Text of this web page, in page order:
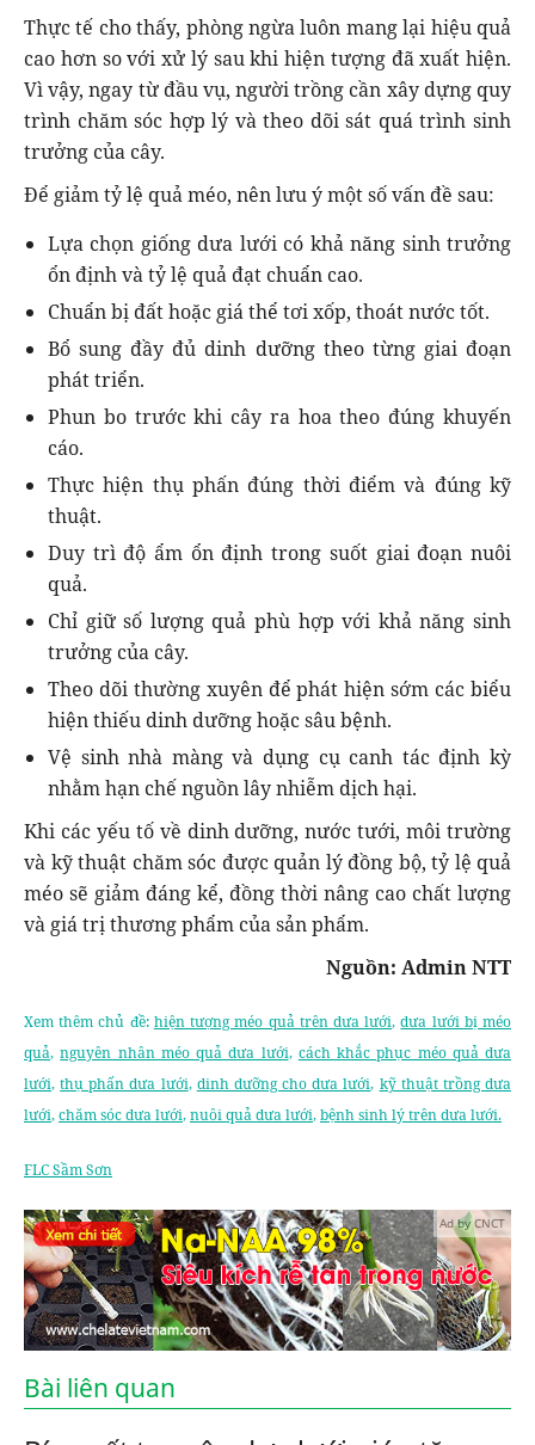
Thực tế cho thấy, phòng ngừa luôn mang lại hiệu quả
cao hơn so với xử lý sau khi hiện tượng đã xuất hiện.
Vì vậy, ngay từ đầu vụ, người trồng cần xây dựng quy
trình chăm sóc hợp lý và theo dõi sát quá trình sinh
trưởng của cây.
Để giảm tỷ lệ quả méo, nên lưu ý một số vấn đề sau:
Lựa chọn giống dưa lưới có khả năng sinh trưởng
ổn định và tỷ lệ quả đạt chuẩn cao.
Chuẩn bị đất hoặc giá thể tơi xốp, thoát nước tốt.
Bổ sung đầy đủ dinh dưỡng theo từng giai đoạn
phát triển.
Phun bo trước khi cây ra hoa theo đúng khuyến
cáo.
Thực hiện thụ phấn đúng thời điểm và đúng kỹ
thuật.
Duy trì độ ẩm ổn định trong suốt giai đoạn nuôi
quả.
Chỉ giữ số lượng quả phù hợp với khả năng sinh
trưởng của cây.
Theo dõi thường xuyên để phát hiện sớm các biểu
hiện thiếu dinh dưỡng hoặc sâu bệnh.
Vệ sinh nhà màng và dụng cụ canh tác định kỳ
nhằm hạn chế nguồn lây nhiễm dịch hại.
Khi các yếu tố về dinh dưỡng, nước tưới, môi trường
và kỹ thuật chăm sóc được quản lý đồng bộ, tỷ lệ quả
méo sẽ giảm đáng kể, đồng thời nâng cao chất lượng
và giá trị thương phẩm của sản phẩm.
Nguồn: Admin NTT
Xem thêm chủ đề: hiện tượng méo quả trên dưa lưới,dưa lưới bị méo
quả,nguyên nhân méo quả dưa lưới, cách khắc phục méo quả dưa
lưới,thụ phấn dưa lưới, dinh dưỡng cho dưa lưới, kỹ thuật trồng dưa
lưới,chăm sóc dưa lưới,nuôi quả dưa lưới,bệnh sinh lý trên dưa lưới.
FLC Sầm Sơn
Ad by CNCT
Bài liên quan